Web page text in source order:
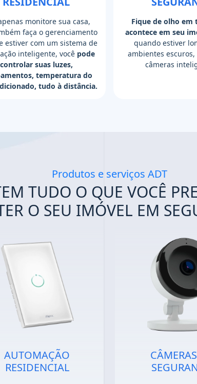
monitore sua casa,
faça o gerenciamento
estiver com um sistema de
inteligente, você pode
controlar suas luzes,
temperatura do
tudo à distância.
Fique de olho em
acontece em seu
quando estiver
ambientes escuros,
câmeras
Produtos e serviços ADT
TUDO O QUE VOCÊ
O SEU IMÓVEL EM
AUTOMAÇÃO
RESIDENCIAL